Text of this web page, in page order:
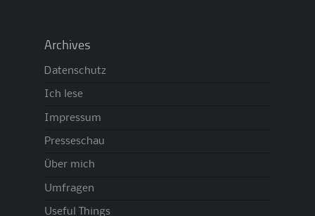
Archives
Datenschutz
Ich lese
Impressum
Presseschau
Über mich
Umfragen
Useful Things